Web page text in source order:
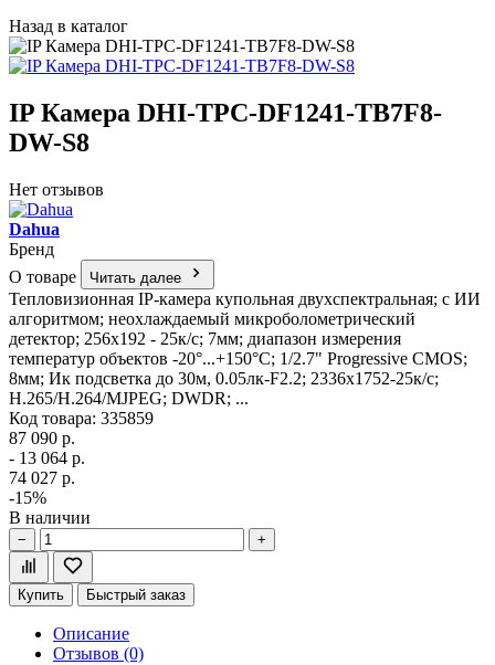
Назад в каталог
IP Камера DHI-TPC-DF1241-TB7F8-
DW-S8
Нет отзывов
Dahua
Бренд
О товаре
Читать далее
Тепловизионная IP-камера купольная двухспектральная; с ИИ
алгоритмом; неохлаждаемый микроболометрический
детектор; 256х192 - 25к/с; 7мм; диапазон измерения
температур объектов -20°...+150°C; 1/2.7" Progressive CMOS;
8мм; Ик подсветка до 30м, 0.05лк-F2.2; 2336х1752-25к/с;
H.265/H.264/MJPEG; DWDR; ...
Код товара: 335859
87 090 р.
- 13 064 р.
74 027 р.
-15%
В наличии
− +
Купить Быстрый заказ
Описание
Отзывов (0)